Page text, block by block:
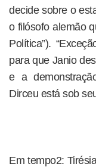
decide sobre o
o filósofo alemão
Política”).
para que Janio
e a
Dirceu está sob
Em tempo2: